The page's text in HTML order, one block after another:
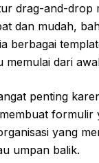
drag-and-drop
dan mudah,
berbagai
memulai dari
penting
formulir
yang
umpan balik.